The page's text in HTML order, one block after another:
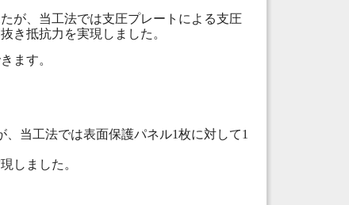
が、当工法では支圧プレートによる支圧
き抵抗力を実現しました。
ます。
当工法では表面保護パネル1枚に対して1
しました。